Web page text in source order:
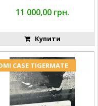
11 000,00 грн.
Купити
CASE TIGERMATE